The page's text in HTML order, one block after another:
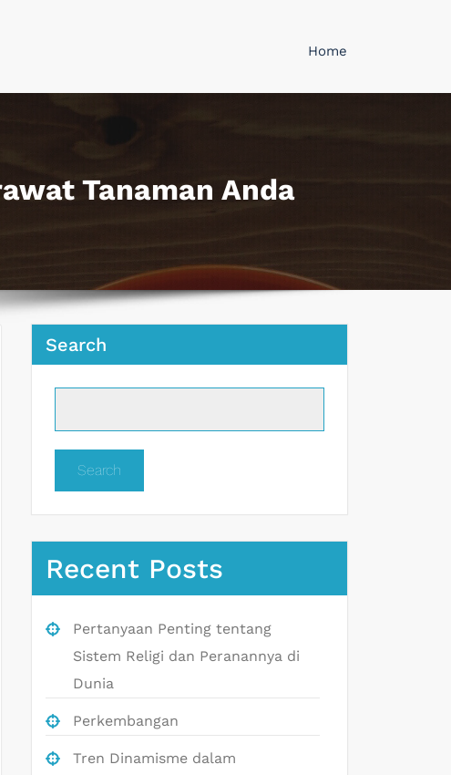
Home
Tanaman Anda
Search
Search
Recent Posts
Pertanyaan Penting tentang
Sistem Religi dan Peranannya di
Dunia
Perkembangan
Tren Dinamisme dalam